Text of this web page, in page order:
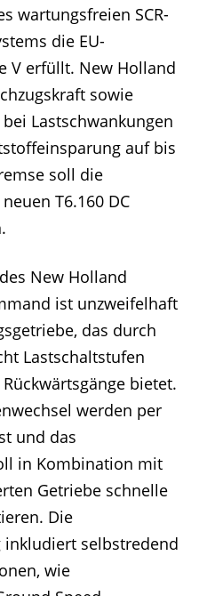
wartungsfreien SCR-
die EU-
V erfüllt. New Holland
sowie
Lastschwankungen
auf bis
soll die
T6.160 DC
New Holland
ist unzweifelhaft
das durch
Lastschaltstufen
bietet.
werden per
und das
in Kombination mit
Getriebe schnelle
Die
selbstredend
wie